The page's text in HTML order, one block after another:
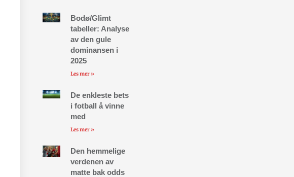
Bodø/Glimt
tabeller: Analyse
av den gule
dominansen i
2025
Les mer »
De enkleste bets
i fotball å vinne
med
Les mer »
Den hemmelige
verdenen av
matte bak odds